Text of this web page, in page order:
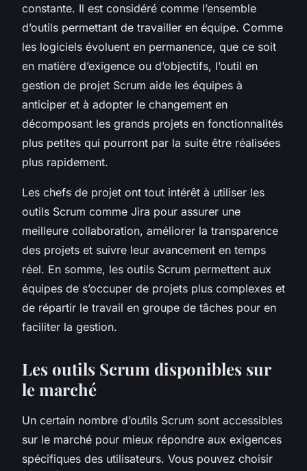
constante. Il est considéré comme l’ensemble
d’outils permettant de travailler en équipe. Comme
les logiciels évoluent en permanence, que ce soit
en matière d’exigence ou d’objectifs, l’outil en
gestion de projet Scrum aide les équipes à
anticiper et à adopter le changement en
décomposant les grands projets en fonctionnalités
plus petites qui pourront par la suite être réalisées
plus rapidement.
Les chefs de projet ont tout intérêt à utiliser les
outils Scrum comme Jira pour assurer une
meilleure collaboration, améliorer la transparence
des projets et suivre leur avancement en temps
réel. En somme, les outils Scrum permettent aux
équipes de s’occuper de projets plus complexes et
de répartir le travail en groupe de tâches pour en
faciliter la gestion.
Les outils Scrum disponibles sur
le marché
Un certain nombre d’outils Scrum sont accessibles
sur le marché pour mieux répondre aux exigences
spécifiques des utilisateurs. Vous pouvez choisir